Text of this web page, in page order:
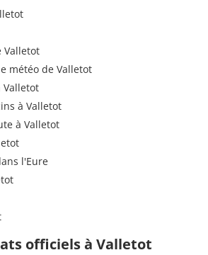
Valletot
météo de Valletot
Valletot
à Valletot
à Valletot
l'Eure
officiels à Valletot